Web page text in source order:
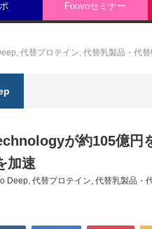
Foovoセミナー
, 代替プロテイン, 代替乳製品・代替
が約105億円
加速
Deep, 代替プロテイン, 代替乳製品・